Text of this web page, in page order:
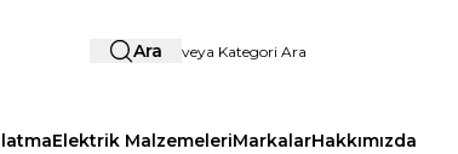
Ara
Elektrik MalzemeleriMarkalarHakkımızda